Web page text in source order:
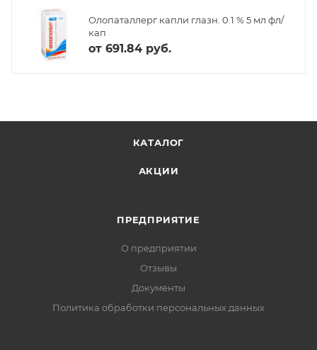
Олопаталлерг капли глазн. 0.1 % 5 мл фл/
кап
от 691.84 руб.
КАТАЛОГ
АКЦИИ
ПРЕДПРИЯТИЕ
О предприятии
Отзывы
Документы
Политика обработки персональных данных